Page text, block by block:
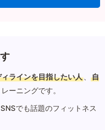
ラインを目指したい人 、
自
ーニングです。
でも話題のフィットネス